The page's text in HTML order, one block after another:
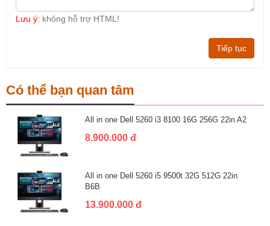
Lưu ý: không hỗ trợ HTML!
Tiếp tục
Có thể bạn quan tâm
All in one Dell 5260 i3 8100 16G 256G 22in A2
8.900.000 đ
All in one Dell 5260 i5 9500t 32G 512G 22in
B6B
13.900.000 đ